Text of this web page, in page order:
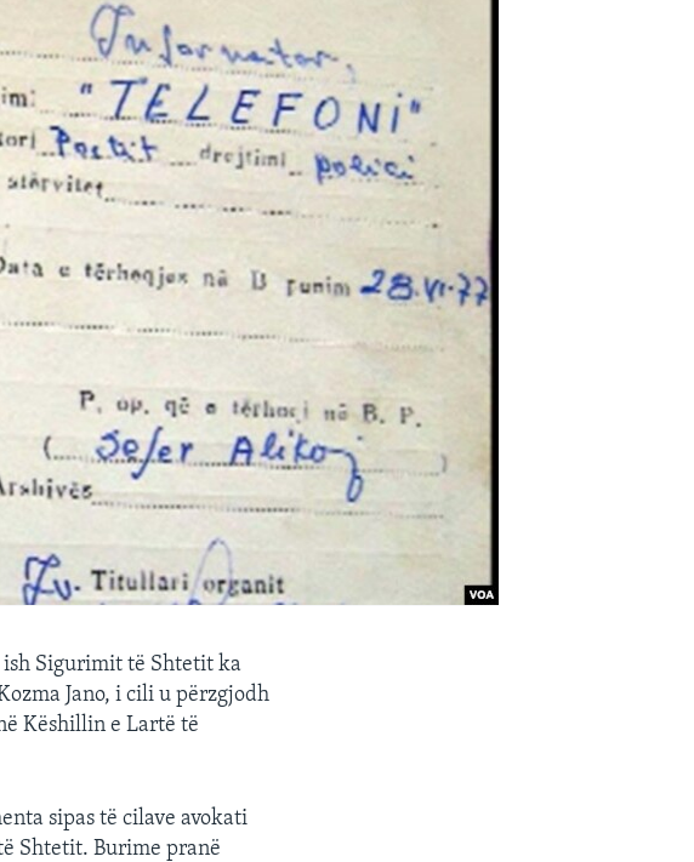
Sigurimit të Shtetit ka
Jano, i cili u përzgjodh
Këshillin e Lartë të
sipas të cilave avokati
Shtetit. Burime pranë